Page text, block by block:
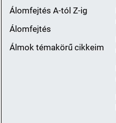
Álomfejtés A-tól Z-ig
Álomfejtés
Álmok témakörű cikkeim